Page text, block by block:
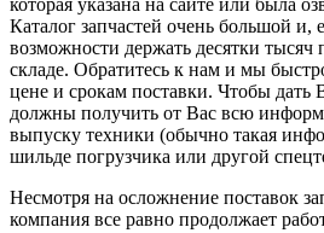
Каталог запчастей очень большой и,
возможности держать десятки тысяч
складе. Обратитесь к нам и мы
цене и срокам поставки. Чтобы дать
должны получить от Вас всю
выпуску техники (обычно такая
шильде погрузчика или другой
Несмотря на осложнение поставок
компания все равно продолжает